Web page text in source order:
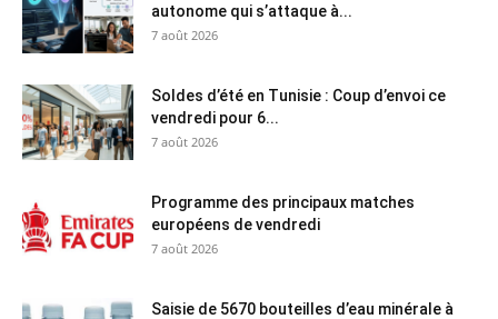
autonome qui s’attaque à...
7 août 2026
Soldes d’été en Tunisie : Coup d’envoi ce
vendredi pour 6...
7 août 2026
Programme des principaux matches
européens de vendredi
7 août 2026
Saisie de 5670 bouteilles d’eau minérale à